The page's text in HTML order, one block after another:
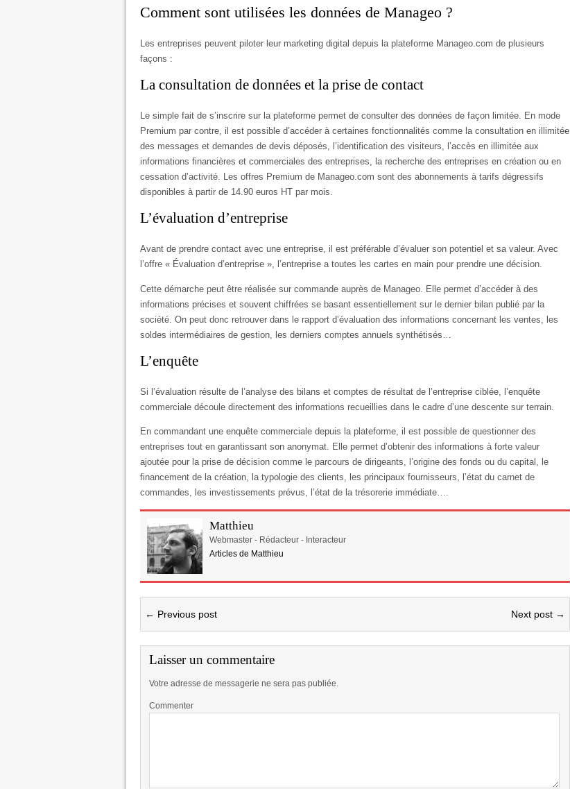
Comment sont utilisées les données de Manageo ?
Les entreprises peuvent piloter leur marketing digital depuis la plateforme Manageo.com de plusieurs
façons :
La consultation de données et la prise de contact
Le simple fait de s’inscrire sur la plateforme permet de consulter des données de façon limitée. En mode
Premium par contre, il est possible d’accéder à certaines fonctionnalités comme la consultation en illimitée
des messages et demandes de devis déposés, l’identification des visiteurs, l’accès en illimitée aux
informations financières et commerciales des entreprises, la recherche des entreprises en création ou en
cessation d’activité. Les offres Premium de Manageo.com sont des abonnements à tarifs dégressifs
disponibles à partir de 14.90 euros HT par mois.
L’évaluation d’entreprise
Avant de prendre contact avec une entreprise, il est préférable d’évaluer son potentiel et sa valeur. Avec
l’offre « Évaluation d’entreprise », l’entreprise a toutes les cartes en main pour prendre une décision.
Cette démarche peut être réalisée sur commande auprès de Manageo. Elle permet d’accéder à des
informations précises et souvent chiffrées se basant essentiellement sur le dernier bilan publié par la
société. On peut donc retrouver dans le rapport d’évaluation des informations concernant les ventes, les
soldes intermédiaires de gestion, les derniers comptes annuels synthétisés…
L’enquête
Si l’évaluation résulte de l’analyse des bilans et comptes de résultat de l’entreprise ciblée, l’enquête
commerciale découle directement des informations recueillies dans le cadre d’une descente sur terrain.
En commandant une enquête commerciale depuis la plateforme, il est possible de questionner des
entreprises tout en garantissant son anonymat. Elle permet d’obtenir des informations à forte valeur
ajoutée pour la prise de décision comme le parcours de dirigeants, l’origine des fonds ou du capital, le
financement de la création, la typologie des clients, les principaux fournisseurs, l’état du carnet de
commandes, les investissements prévus, l’état de la trésorerie immédiate….
Matthieu
Webmaster - Rédacteur - Interacteur
Articles de Matthieu
← Previous post Next post →
Laisser un commentaire
Votre adresse de messagerie ne sera pas publiée.
Commenter